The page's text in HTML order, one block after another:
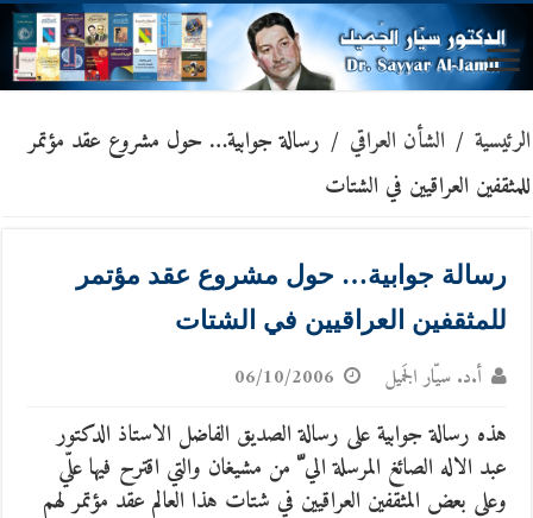
الرئيسية / الشأن العراقي / رسالة جوابية… حول مشروع عقد مؤتمر
للمثقفين العراقيين في الشتات
رسالة جوابية… حول مشروع عقد مؤتمر
للمثقفين العراقيين في الشتات
أ.د. سيّار الجَميل 06/10/2006
هذه رسالة جوابية على رسالة الصديق الفاضل الاستاذ الدكتور
عبد الاله الصائغ المرسلة الي ّ من مشيغان والتي اقترح فيها علّي
وعلى بعض المثقفين العراقيين في شتات هذا العالم عقد مؤتمر لهم